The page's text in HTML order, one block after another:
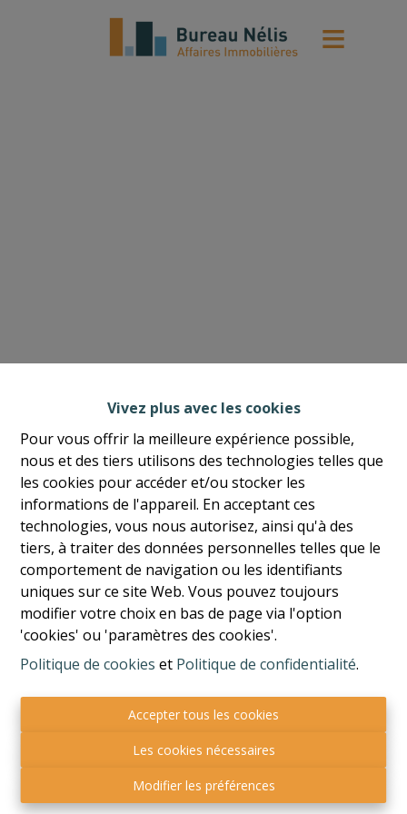
Vivez plus avec les cookies
Pour vous offrir la meilleure expérience possible,
nous et des tiers utilisons des technologies telles que
les cookies pour accéder et/ou stocker les
informations de l'appareil. En acceptant ces
technologies, vous nous autorisez, ainsi qu'à des
tiers, à traiter des données personnelles telles que le
comportement de navigation ou les identifiants
uniques sur ce site Web. Vous pouvez toujours
modifier votre choix en bas de page via l'option
'cookies' ou 'paramètres des cookies'.
Politique de cookies et Politique de confidentialité.
Accepter tous les cookies
Les cookies nécessaires
Modifier les préférences
Boulevard Piercot, 7 - 4000 Liège
T. 04/342.83.18